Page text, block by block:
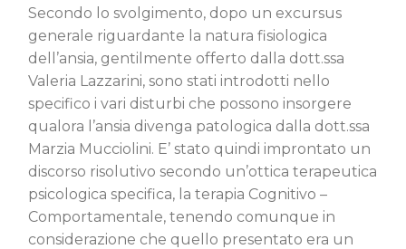
Secondo lo svolgimento, dopo un excursus
generale riguardante la natura fisiologica
dell’ansia, gentilmente offerto dalla dott.ssa
Valeria Lazzarini, sono stati introdotti nello
specifico i vari disturbi che possono insorgere
qualora l’ansia divenga patologica dalla dott.ssa
Marzia Mucciolini. E’ stato quindi improntato un
discorso risolutivo secondo un’ottica terapeutica
psicologica specifica, la terapia Cognitivo –
Comportamentale, tenendo comunque in
considerazione che quello presentato era un